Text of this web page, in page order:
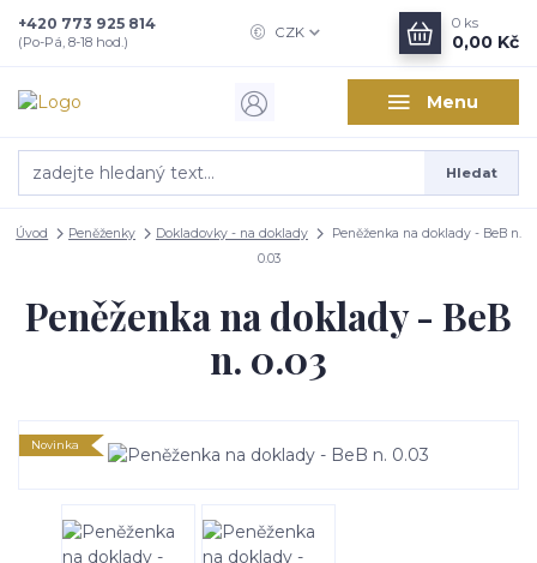
Menu
CZK
Hledat
+420 773 925 814
(Po-Pá, 8-18 hod.)
0 ks
0,00 Kč
Úvod Peněženky Dokladovky - na doklady
Peněženka na doklady - BeB n.
0.03
Peněženka na doklady - BeB
n. 0.03
Novinka